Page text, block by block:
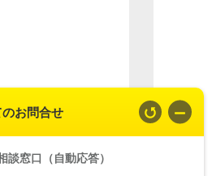
お問合せ
窓口（自動応答）